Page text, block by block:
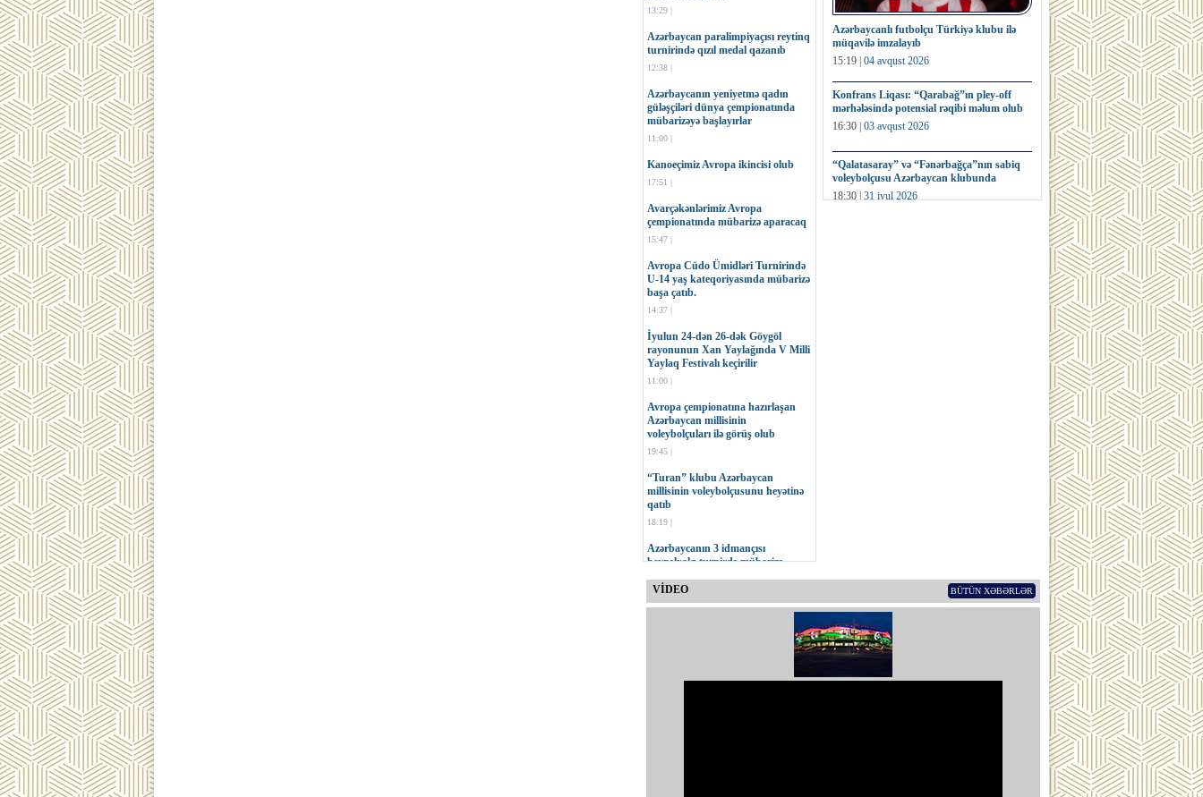
13:29 |
Azərbaycan paralimpiyaçısı reytinq
turnirində qızıl medal qazanıb
12:38 |
Azərbaycanın yeniyetmə qadın
güləşçiləri dünya çempionatında
mübarizəyə başlayırlar
11:00 |
Kanoeçimiz Avropa ikincisi olub
17:51 |
Avarçəkənlərimiz Avropa
çempionatında mübarizə aparacaq
15:47 |
Avropa Cüdo Ümidləri Turnirində
U-14 yaş kateqoriyasında mübarizə
başa çatıb.
14:37 |
İyulun 24-dən 26-dək Göygöl
rayonunun Xan Yaylağında V Milli
Yaylaq Festivalı keçirilir
11:00 |
Avropa çempionatına hazırlaşan
Azərbaycan millisinin
voleybolçuları ilə görüş olub
19:45 |
“Turan” klubu Azərbaycan
millisinin voleybolçusunu heyətinə
qatıb
18:19 |
Azərbaycanın 3 idmançısı
beynəlxalq turnirdə mübarizə
17:47 |
Hüseynzadənin 75 yaşı tamam olub
Azərbaycanlı futbolçu Türkiyə klubu ilə
müqavilə imzalayıb
15:19 | 04 avqust 2026
Konfrans Liqası: “Qarabağ”ın pley-off
mərhələsində potensial rəqibi məlum olub
16:30 | 03 avqust 2026
“Qalatasaray” və “Fənərbağça”nın sabiq
voleybolçusu Azərbaycan klubunda
18:30 | 31 iyul 2026
VİDEO BÜTÜN XƏBƏRLƏR